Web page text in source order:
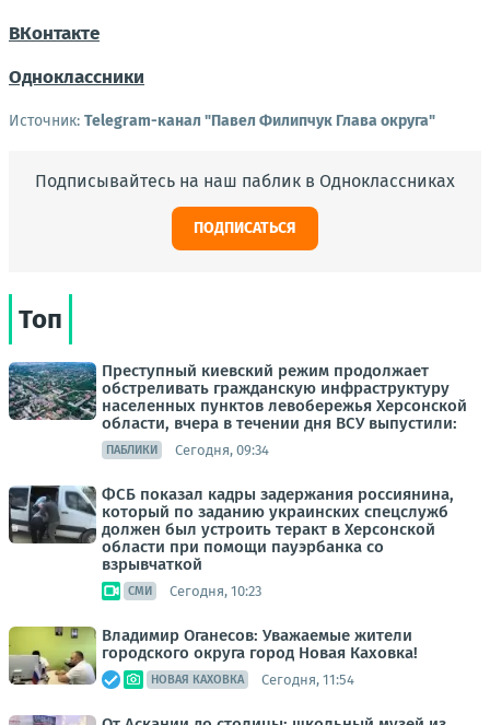
ВКонтакте
Одноклассники
Источник: Telegram-канал "Павел Филипчук Глава округа"
Подписывайтесь на наш паблик в Одноклассниках
ПОДПИСАТЬСЯ
Топ
Преступный киевский режим продолжает
обстреливать гражданскую инфраструктуру
населенных пунктов левобережья Херсонской
области, вчера в течении дня ВСУ выпустили:
ПАБЛИКИ Сегодня, 09:34
ФСБ показал кадры задержания россиянина,
который по заданию украинских спецслужб
должен был устроить теракт в Херсонской
области при помощи пауэрбанка со
взрывчаткой
СМИ Сегодня, 10:23
Владимир Оганесов: Уважаемые жители
городского округа город Новая Каховка!
НОВАЯ КАХОВКА Сегодня, 11:54